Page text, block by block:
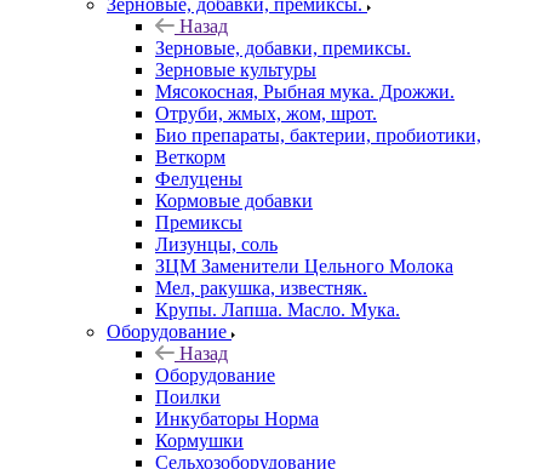
Зерновые, добавки, премиксы.
Назад
Зерновые, добавки, премиксы.
Зерновые культуры
Мясокосная, Рыбная мука. Дрожжи.
Отруби, жмых, жом, шрот.
Био препараты, бактерии, пробиотики,
Веткорм
Фелуцены
Кормовые добавки
Премиксы
Лизунцы, соль
ЗЦМ Заменители Цельного Молока
Мел, ракушка, известняк.
Крупы. Лапша. Масло. Мука.
Оборудование
Назад
Оборудование
Поилки
Инкубаторы Норма
Кормушки
Сельхозоборудование